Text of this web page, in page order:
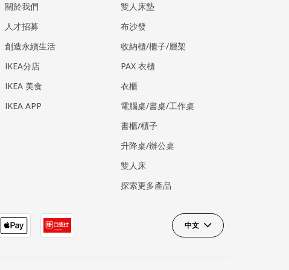
關於我們
人才招募
創造永續生活
IKEA分店
IKEA 美食
IKEA APP
雙人床墊
布沙發
收納櫃/櫃子/層架
PAX 衣櫃
衣櫃
電腦桌/書桌/工作桌
書櫃/櫃子
升降桌/辦公桌
雙人床
探索更多產品
中文